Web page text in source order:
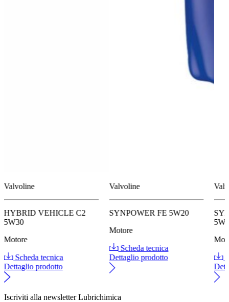
Valvoline
HYBRID VEHICLE C2
5W30
Motore
Scheda tecnica
Dettaglio prodotto
Valvoline
SYNPOWER FE 5W20
Motore
Scheda tecnica
Dettaglio prodotto
Iscriviti alla newsletter Lubrichimica